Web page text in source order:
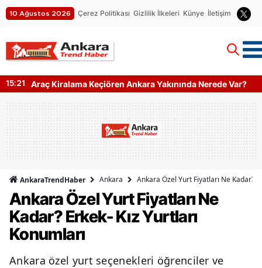
10 Ağustos 2026 Çerez Politikası Gizlilik İlkeleri Künye İletişim
Yakınında Nerede Var? 07:38
Ankara Pimapen Tamir
AnkaraTrendHaber Ankara Ankara Özel Yurt Fiyatları Ne Kadar?
Ankara Özel Yurt Fiyatları Ne
Kadar? Erkek- Kız Yurtları
Konumları
Ankara özel yurt seçenekleri öğrenciler ve